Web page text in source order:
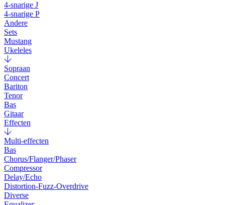
4-snarige J
4-snarige P
Andere
Sets
Mustang
Ukeleles
Sopraan
Concert
Bariton
Tenor
Bas
Gitaar
Effecten
Multi-effecten
Bas
Chorus/Flanger/Phaser
Compressor
Delay/Echo
Distortion-Fuzz-Overdrive
Diverse